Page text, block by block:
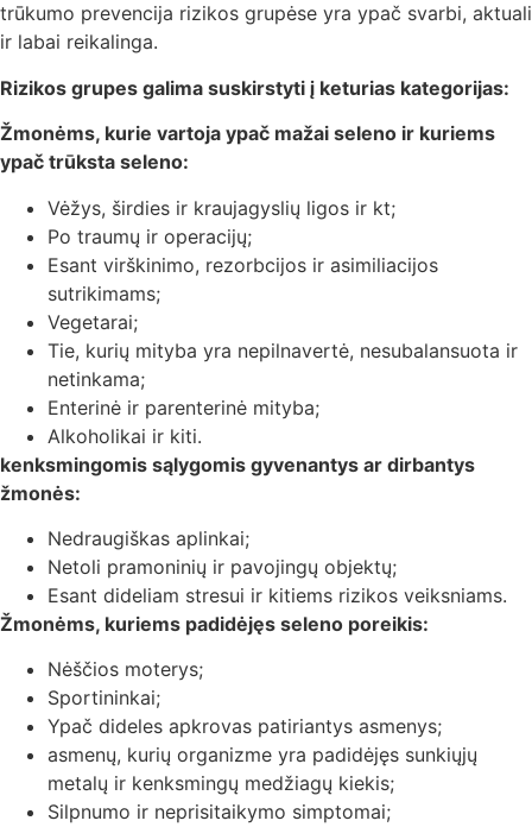
trūkumo prevencija rizikos grupėse yra ypač svarbi, aktuali
ir labai reikalinga.
Rizikos grupes galima suskirstyti į keturias kategorijas:
Žmonėms, kurie vartoja ypač mažai seleno ir kuriems
ypač trūksta seleno:
Vėžys, širdies ir kraujagyslių ligos ir kt;
Po traumų ir operacijų;
Esant virškinimo, rezorbcijos ir asimiliacijos
sutrikimams;
Vegetarai;
Tie, kurių mityba yra nepilnavertė, nesubalansuota ir
netinkama;
Enterinė ir parenterinė mityba;
Alkoholikai ir kiti.
kenksmingomis sąlygomis gyvenantys ar dirbantys
žmonės:
Nedraugiškas aplinkai;
Netoli pramoninių ir pavojingų objektų;
Esant dideliam stresui ir kitiems rizikos veiksniams.
Žmonėms, kuriems padidėjęs seleno poreikis:
Nėščios moterys;
Sportininkai;
Ypač dideles apkrovas patiriantys asmenys;
asmenų, kurių organizme yra padidėjęs sunkiųjų
metalų ir kenksmingų medžiagų kiekis;
Silpnumo ir neprisitaikymo simptomai;